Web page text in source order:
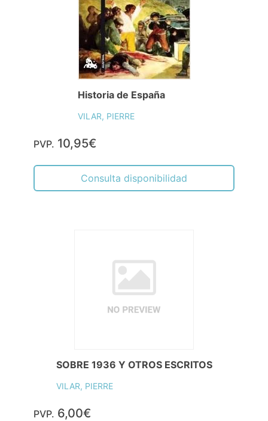
Historia de España
VILAR, PIERRE
PVP. 10,95€
Consulta disponibilidad
SOBRE 1936 Y OTROS ESCRITOS
VILAR, PIERRE
PVP. 6,00€